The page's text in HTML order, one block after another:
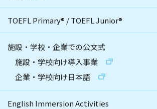
TOEFL Primary® /TOEFL Junior®
施設・学校・企業での公文式
施設・学校向け導入事業
企業・学校向け日本語
English Immersion Activities